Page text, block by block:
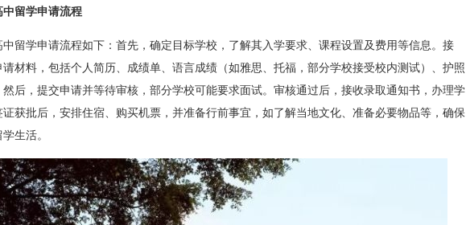
中留学申请流程
中留学申请流程如下：首先，确定目标学校，了解其入学要求、课程设置及费用等信息。接
请材料，包括个人简历、成绩单、语言成绩（如雅思、托福，部分学校接受校内测试）、护照
然后，提交申请并等待审核，部分学校可能要求面试。审核通过后，接收录取通知书，办理学
证获批后，安排住宿、购买机票，并准备行前事宜，如了解当地文化、准备必要物品等，确保
生活。